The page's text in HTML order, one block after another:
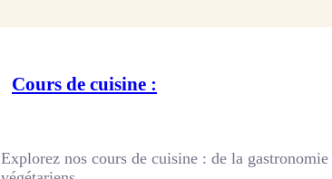
Cours de cuisine :
Explorez nos cours de cuisine : de la